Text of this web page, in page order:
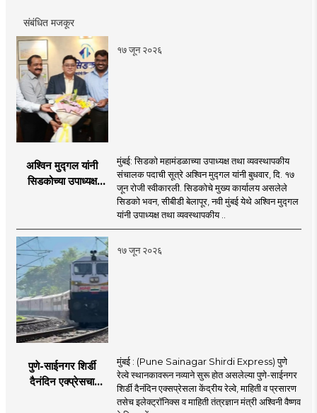
संबंधित मजकूर
१७ जून २०२६
अश्विन मुद्गल यांनी
सिडकोच्या उपाध्यक्ष
करण्यास प्राधान्य देणार :
अश्विन मुद्गल
मुंबई: सिडको महामंडळाच्या उपाध्यक्ष तथा व्यवस्थापकीय
संचालक पदाची सूत्रे अश्विन मुद्गल यांनी बुधवार, दि. १७
जून रोजी स्वीकारली. सिडकोचे मुख्य कार्यालय असलेले
सिडको भवन, सीबीडी बेलापूर, नवी मुंबई येथे अश्विन मुद्गल
यांनी उपाध्यक्ष तथा व्यवस्थापकीय ..
१७ जून २०२६
पुणे-साईनगर शिर्डी
दैनंदिन एक्प्रेसचा
मुंबई : (Pune Sainagar Shirdi Express) पुणे
रेल्वे स्थानकावरून नव्याने सुरू होत असलेल्या पुणे-साईनगर
शिर्डी दैनंदिन एक्सप्रेसला केंद्रीय रेल्वे, माहिती व प्रसारण
तसेच इलेक्ट्रॉनिक्स व माहिती तंत्रज्ञान मंत्री अश्विनी वैष्णव